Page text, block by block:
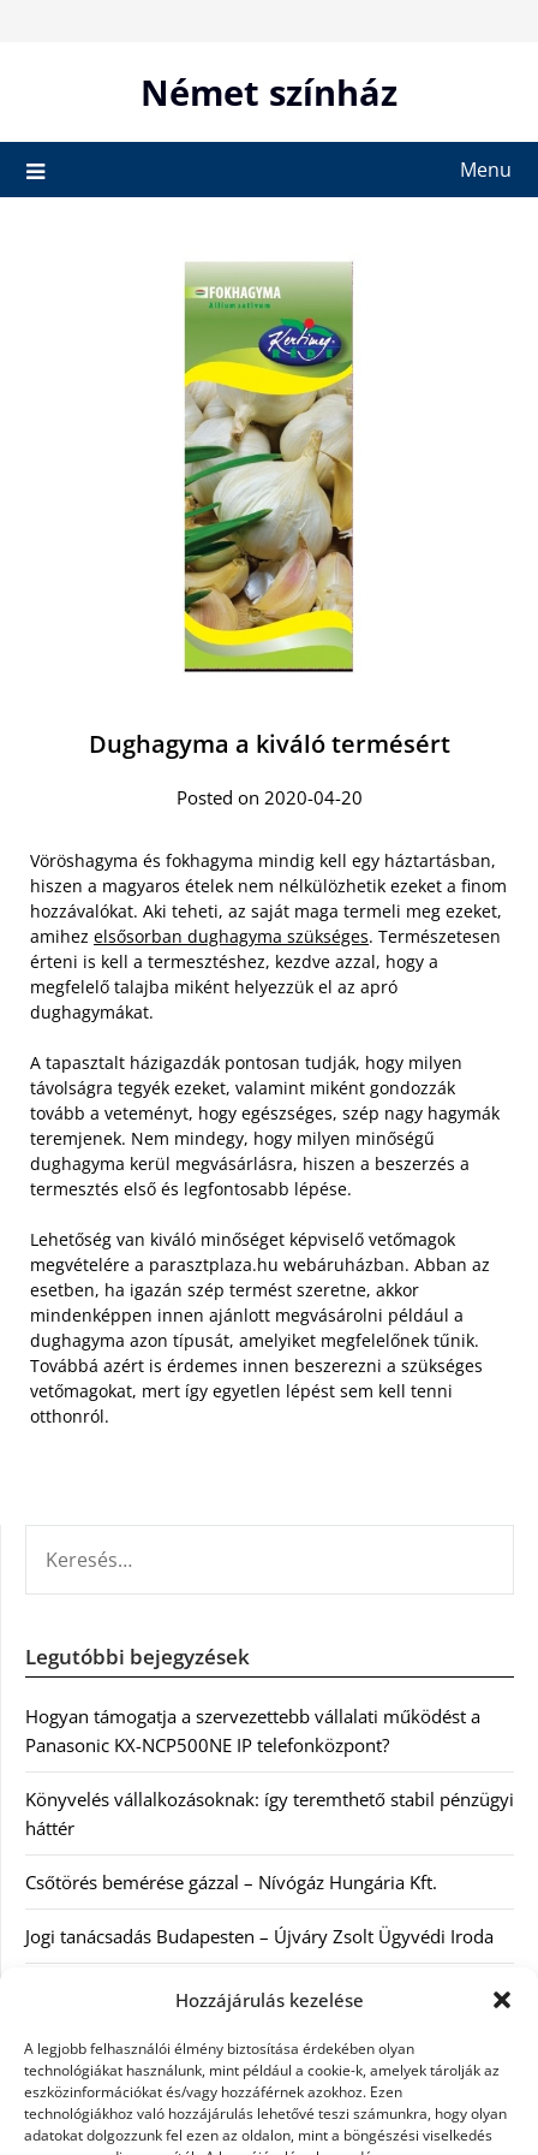
Hozzájárulás kezelése
A legjobb felhasználói élmény biztosítása érdekében olyan
technológiákat használunk, mint például a cookie-k, amelyek tárolják az
eszközinformációkat és/vagy hozzáférnek azokhoz. Ezen
technológiákhoz való hozzájárulás lehetővé teszi számunkra, hogy olyan
adatokat dolgozzunk fel ezen az oldalon, mint a böngészési viselkedés
Német színház
Menu
Dughagyma a kiváló termésért
Posted on 2020-04-20
Vöröshagyma és fokhagyma mindig kell egy háztartásban,
hiszen a magyaros ételek nem nélkülözhetik ezeket a finom
hozzávalókat. Aki teheti, az saját maga termeli meg ezeket,
amihez elsősorban dughagyma szükséges. Természetesen
érteni is kell a termesztéshez, kezdve azzal, hogy a
megfelelő talajba miként helyezzük el az apró
dughagymákat.
A tapasztalt házigazdák pontosan tudják, hogy milyen
távolságra tegyék ezeket, valamint miként gondozzák
tovább a veteményt, hogy egészséges, szép nagy hagymák
teremjenek. Nem mindegy, hogy milyen minőségű
dughagyma kerül megvásárlásra, hiszen a beszerzés a
termesztés első és legfontosabb lépése.
Lehetőség van kiváló minőséget képviselő vetőmagok
megvételére a parasztplaza.hu webáruházban. Abban az
esetben, ha igazán szép termést szeretne, akkor
mindenképpen innen ajánlott megvásárolni például a
dughagyma azon típusát, amelyiket megfelelőnek tűnik.
Továbbá azért is érdemes innen beszerezni a szükséges
vetőmagokat, mert így egyetlen lépést sem kell tenni
otthonról.
Legutóbbi bejegyzések
Hogyan támogatja a szervezettebb vállalati működést a
Panasonic KX-NCP500NE IP telefonközpont?
Könyvelés vállalkozásoknak: így teremthető stabil pénzügyi
háttér
Csőtörés bemérése gázzal – Nívógáz Hungária Kft.
Jogi tanácsadás Budapesten – Újváry Zsolt Ügyvédi Iroda
Arckrémek – mit érdemes tudni az öregedés lassításáról és
Kategóriák